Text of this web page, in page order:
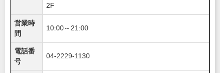
2F
営業時
間
10:00～21:00
電話番
号
04-2229-1130